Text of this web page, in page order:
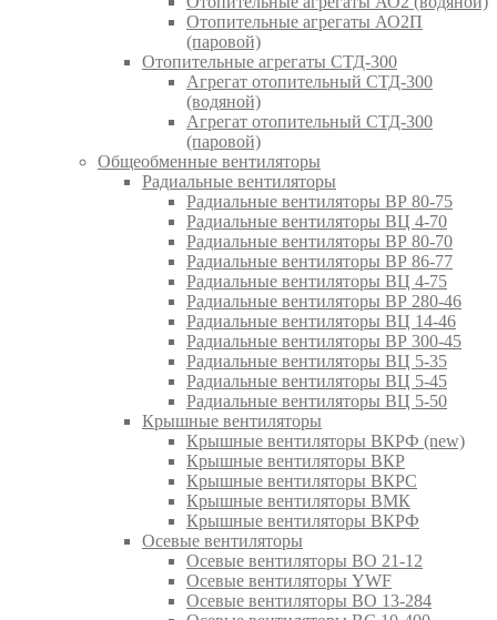
Отопительные агрегаты АО2П
(паровой)
Отопительные агрегаты СТД-300
Агрегат отопительный СТД-300
(водяной)
Агрегат отопительный СТД-300
(паровой)
Общеобменные вентиляторы
Радиальные вентиляторы
Радиальные вентиляторы ВР 80-75
Радиальные вентиляторы ВЦ 4-70
Радиальные вентиляторы ВР 80-70
Радиальные вентиляторы ВР 86-77
Радиальные вентиляторы ВЦ 4-75
Радиальные вентиляторы ВР 280-46
Радиальные вентиляторы ВЦ 14-46
Радиальные вентиляторы ВР 300-45
Радиальные вентиляторы ВЦ 5-35
Радиальные вентиляторы ВЦ 5-45
Радиальные вентиляторы ВЦ 5-50
Крышные вентиляторы
Крышные вентиляторы ВКРФ (new)
Крышные вентиляторы ВКР
Крышные вентиляторы ВКРС
Крышные вентиляторы ВМК
Крышные вентиляторы ВКРФ
Осевые вентиляторы
Осевые вентиляторы ВО 21-12
Осевые вентиляторы YWF
Осевые вентиляторы ВО 13-284